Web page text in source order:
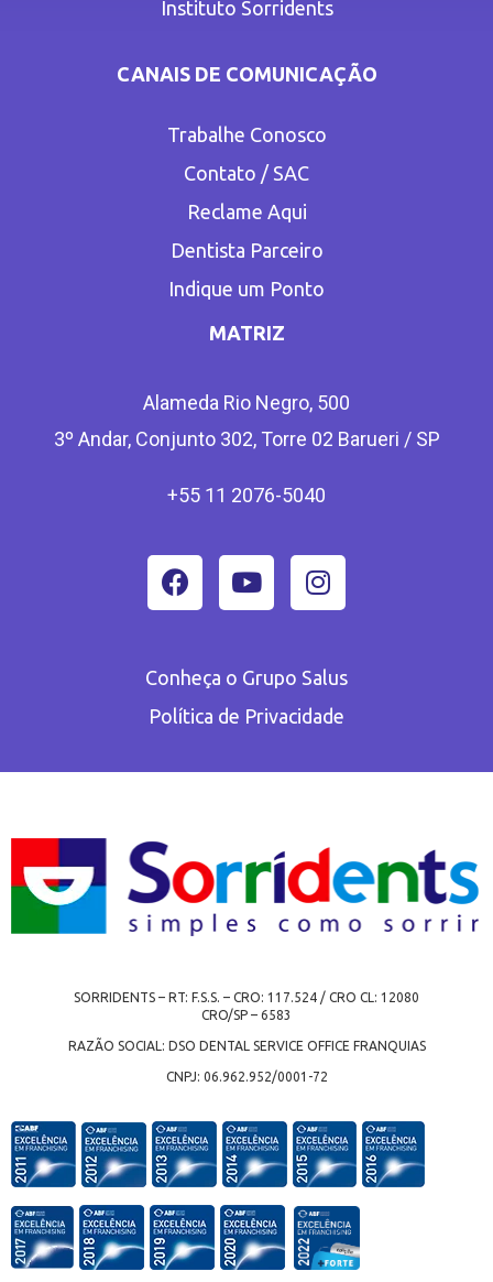
Instituto Sorridents
CANAIS DE COMUNICAÇÃO
Trabalhe Conosco
Contato / SAC
Reclame Aqui
Dentista Parceiro
Indique um Ponto
MATRIZ
Alameda Rio Negro, 500
3º Andar, Conjunto 302, Torre 02 Barueri / SP
+55 11 2076-5040
Conheça o Grupo Salus
Política de Privacidade
SORRIDENTS – RT: F.S.S. – CRO: 117.524 / CRO CL: 12080
CRO/SP – 6583
RAZÃO SOCIAL: DSO DENTAL SERVICE OFFICE FRANQUIAS
CNPJ: 06.962.952/0001-72